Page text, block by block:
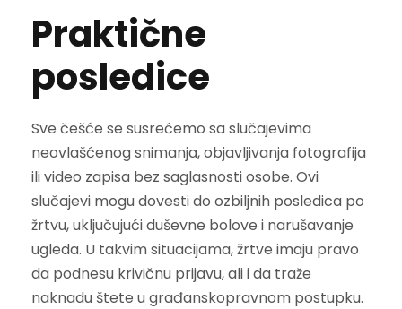
Praktične
posledice
Sve češće se susrećemo sa slučajevima
neovlašćenog snimanja, objavljivanja fotografija
ili video zapisa bez saglasnosti osobe. Ovi
slučajevi mogu dovesti do ozbiljnih posledica po
žrtvu, uključujući duševne bolove i narušavanje
ugleda. U takvim situacijama, žrtve imaju pravo
da podnesu krivičnu prijavu, ali i da traže
naknadu štete u građanskopravnom postupku.